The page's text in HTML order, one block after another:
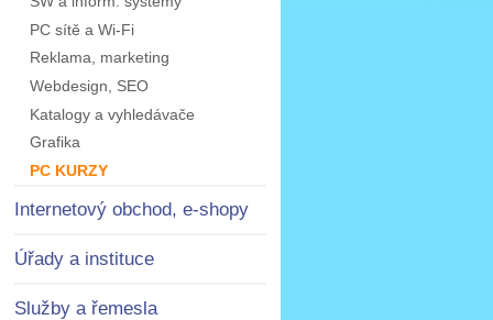
PC sítě a Wi-Fi
Reklama, marketing
Webdesign, SEO
Katalogy a vyhledávače
Grafika
PC KURZY
Internetový obchod, e-shopy
Úřady a instituce
Služby a řemesla